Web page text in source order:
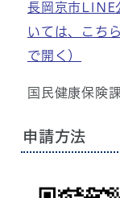
長岡京市LINE
いては、こち
で開く）
国民健康保険
申請方法